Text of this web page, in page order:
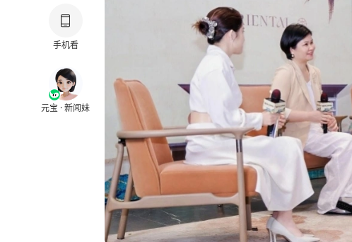
手机看
元宝 · 新闻妹